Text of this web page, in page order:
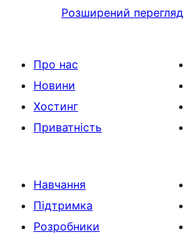
Розширений перегляд
Про нас
Новини
Хостинг
Приватність
Навчання
Підтримка
Розробники